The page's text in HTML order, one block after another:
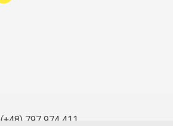
(+48) 797 974 411